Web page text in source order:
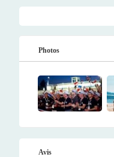
Photos
Avis